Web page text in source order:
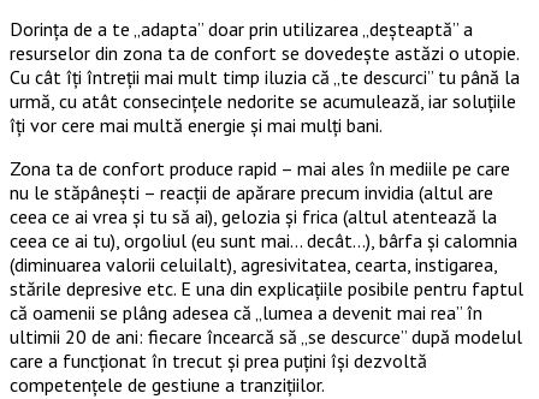
Dorința de a te „adapta” doar prin utilizarea „deșteaptă” a
resurselor din zona ta de confort se dovedește astăzi o utopie.
Cu cât îți întreții mai mult timp iluzia că „te descurci” tu până la
urmă, cu atât consecințele nedorite se acumulează, iar soluțiile
îți vor cere mai multă energie și mai mulți bani.
Zona ta de confort produce rapid – mai ales în mediile pe care
nu le stăpânești – reacții de apărare precum invidia (altul are
ceea ce ai vrea și tu să ai), gelozia și frica (altul atentează la
ceea ce ai tu), orgoliul (eu sunt mai… decât…), bârfa și calomnia
(diminuarea valorii celuilalt), agresivitatea, cearta, instigarea,
stările depresive etc. E una din explicațiile posibile pentru faptul
că oamenii se plâng adesea că „lumea a devenit mai rea” în
ultimii 20 de ani: fiecare încearcă să „se descurce” după modelul
care a funcționat în trecut și prea puțini își dezvoltă
competențele de gestiune a tranzițiilor.